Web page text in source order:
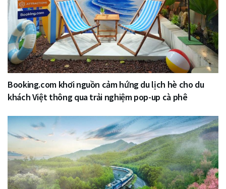
Booking.com khơi nguồn cảm hứng du lịch hè cho du
khách Việt thông qua trải nghiệm pop-up cà phê